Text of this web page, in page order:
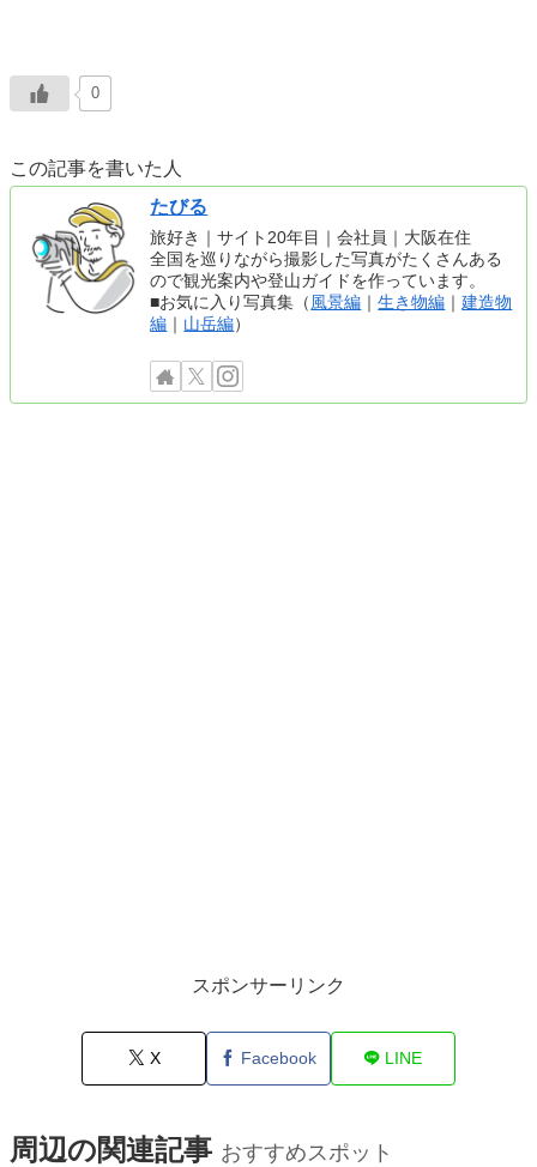
0
この記事を書いた人
たびる
旅好き｜サイト20年目｜会社員｜大阪在住
全国を巡りながら撮影した写真がたくさんある
ので観光案内や登山ガイドを作っています。
■お気に入り写真集（風景編 ｜生き物編 ｜建造物
編 ｜ 山岳編）
スポンサーリンク
X Facebook LINE
周辺の関連記事 おすすめスポット